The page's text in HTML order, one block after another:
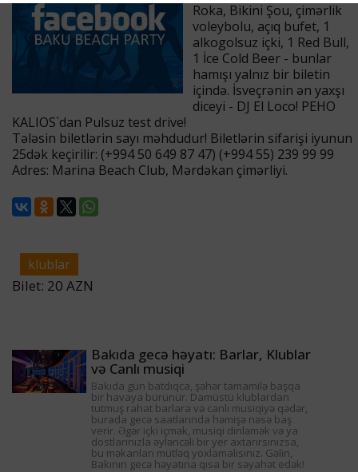
Roka, Bikini Şou, çimərlik
voleybolu, açıq bufet, 1
alkogolsuz içki, 1 Red Bull,
1 İce Cold Beer - bunlar
hamışı yalnız bir biletin
içində. İsveçrənin ən yaxşı
diceyi - DJ El Loco! РЕНО
KALIOS`dan Pulsuz test drive!
Tələsin biletlərin sayı məhdudur! Biletlərin sifarişi iyunun
25dək keçirilir: (+994 50 649 87 47) (+994 55) 239 99 99
Adres: Marina Beach Club, Mərdəkan çimərliyi.
klublar
Bilet: 20 AZN
Bakıda gecə həyatı: Barlar, Klublar
və Canlı musiqi
Bakıda gün batdıqca, şəhər tamamilə başqa
bir havaya bürünür. Damüstü klublardan
tutmuş rahat barlara və canlı musiqiyə qədər,
burada gecə saatlarında həmişə nəsə baş
verir. Əgər içki içmək, musiqi dinləmək və ya
dostlarınızla əyləncəli bir yer axtarırsınızsa,
bu məkanları mütləq yoxlamalısınız. Gəlin,
Bakının gecə həyatına qısa bir səyahət edək!